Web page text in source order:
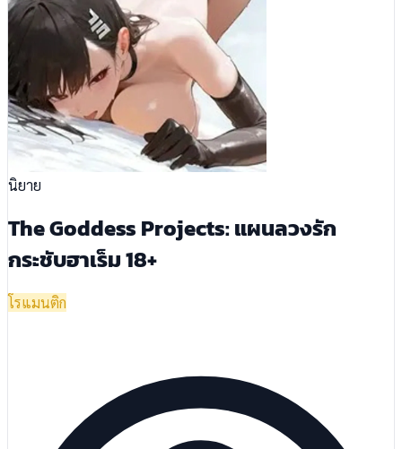
นิยาย
The Goddess Projects: แผนลวงรัก
กระชับฮาเร็ม 18+
โรแมนติก